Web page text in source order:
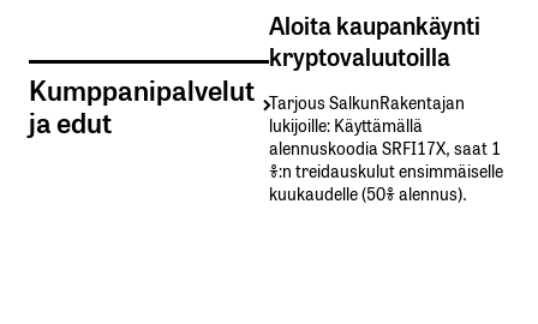
Kumppanipalvelut
ja edut
Aloita kaupankäynti
kryptovaluutoilla
Tarjous SalkunRakentajan
lukijoille: Käyttämällä​ ​
alennuskoodia​ ​SRFI17X,​ ​saat​ ​1
%:n treidauskulut​ ​ensimmäiselle​ ​
kuukaudelle​ ​(50%​ ​alennus).